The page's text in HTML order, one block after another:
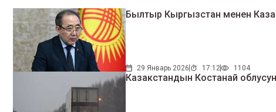
Былтыр Кыргызстан менен
29 Январь 2026 17:12 1104
Казакстандын Костанай